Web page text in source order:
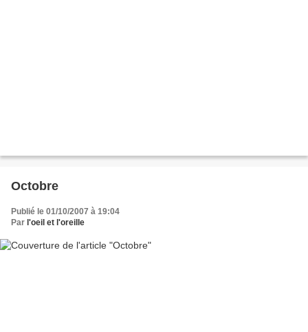
Octobre
Publié le 01/10/2007 à 19:04
Par l'oeil et l'oreille